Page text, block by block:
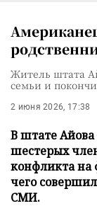
Житель штата
семьи и
2 июня 2026, 17:38
В штате
шестерых
конфликта на
чего
СМИ.